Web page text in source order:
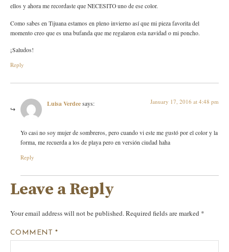
ellos y ahora me recordaste que NECESITO uno de ese color.
Como sabes en Tijuana estamos en pleno invierno así que mi pieza favorita del
momento creo que es una bufanda que me regalaron esta navidad o mi poncho.
¡Saludos!
Reply
Luisa Verdee says: January 17, 2016 at 4:48 pm
Yo casi no soy mujer de sombreros, pero cuando vi este me gustó por el color y la
forma, me recuerda a los de playa pero en versión ciudad haha
Reply
Leave a Reply
Your email address will not be published.Required fields are marked *
COMMENT*